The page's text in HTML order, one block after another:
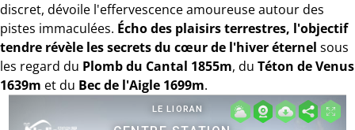
discret, dévoile l'effervescence amoureuse autour des
pistes immaculées. Écho des plaisirs terrestres, l'objectif
tendre révèle les secrets du cœur de l'hiver éternel sous
les regard du Plomb du Cantal 1855m, du Téton de Venus
1639m et du Bec de l'Aigle 1699m.